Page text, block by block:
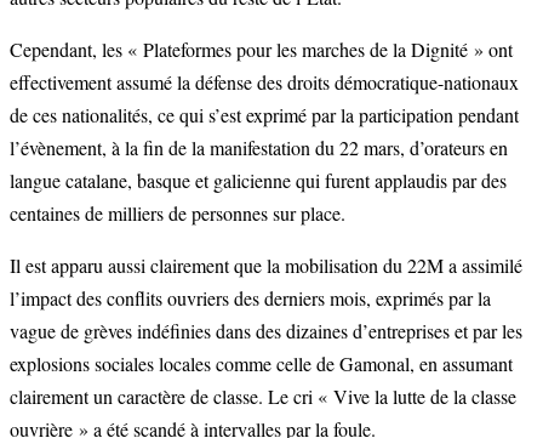
Cependant, les « Plateformes pour les marches de la Dignité » ont
effectivement assumé la défense des droits démocratique-nationaux
de ces nationalités, ce qui s’est exprimé par la participation pendant
l’évènement, à la fin de la manifestation du 22 mars, d’orateurs en
langue catalane, basque et galicienne qui furent applaudis par des
centaines de milliers de personnes sur place.
Il est apparu aussi clairement que la mobilisation du 22M a assimilé
l’impact des conflits ouvriers des derniers mois, exprimés par la
vague de grèves indéfinies dans des dizaines d’entreprises et par les
explosions sociales locales comme celle de Gamonal, en assumant
clairement un caractère de classe. Le cri « Vive la lutte de la classe
ouvrière » a été scandé à intervalles par la foule.